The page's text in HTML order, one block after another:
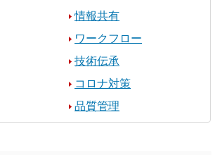
情報共有
ワークフロー
技術伝承
コロナ対策
品質管理